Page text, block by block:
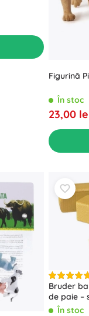
Figurină
În stoc
23,00
Bruder
de paie –
În stoc